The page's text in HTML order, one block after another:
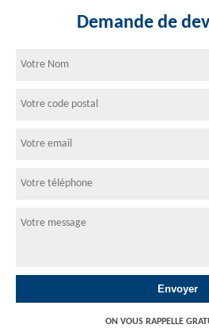
Demande de
ON VOUS RAPPELLE